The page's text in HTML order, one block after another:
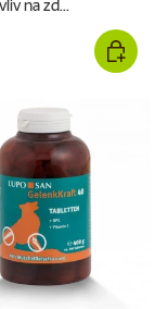
na zd...